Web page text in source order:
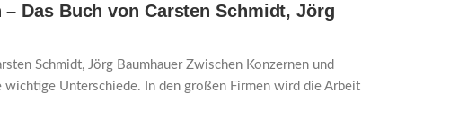
Das Buch von Carsten Schmidt, Jörg
Schmidt, Jörg Baumhauer Zwischen Konzernen und
Unterschiede. In den großen Firmen wird die Arbeit